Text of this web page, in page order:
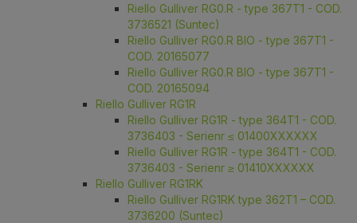
Riello Gulliver RG0.R - type 367T1 - COD.
3736521 (Suntec)
Riello Gulliver RG0.R BIO - type 367T1 -
COD. 20165077
Riello Gulliver RG0.R BIO - type 367T1 -
COD. 20165094
Riello Gulliver RG1R
Riello Gulliver RG1R - type 364T1 - COD.
3736403 - Serienr ≤ 01400XXXXXX
Riello Gulliver RG1R - type 364T1 - COD.
3736403 - Serienr ≥ 01410XXXXXX
Riello Gulliver RG1RK
Riello Gulliver RG1RK type 362T1 – COD.
3736200 (Suntec)